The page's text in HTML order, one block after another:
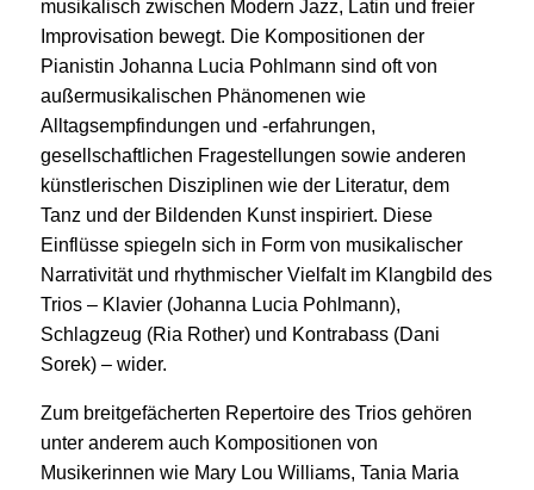
musikalisch zwischen Modern Jazz, Latin und freier
Improvisation bewegt. Die Kompositionen der
Pianistin Johanna Lucia Pohlmann sind oft von
außermusikalischen Phänomenen wie
Alltagsempfindungen und -erfahrungen,
gesellschaftlichen Fragestellungen sowie anderen
künstlerischen Disziplinen wie der Literatur, dem
Tanz und der Bildenden Kunst inspiriert. Diese
Einflüsse spiegeln sich in Form von musikalischer
Narrativität und rhythmischer Vielfalt im Klangbild des
Trios – Klavier (Johanna Lucia Pohlmann),
Schlagzeug (Ria Rother) und Kontrabass (Dani
Sorek) – wider.
Zum breitgefächerten Repertoire des Trios gehören
unter anderem auch Kompositionen von
Musikerinnen wie Mary Lou Williams, Tania Maria